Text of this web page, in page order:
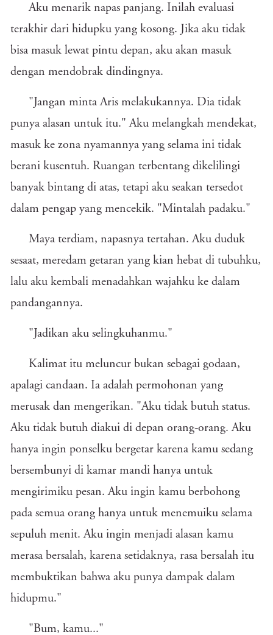
Aku menarik napas panjang. Inilah evaluasi
terakhir dari hidupku yang kosong. Jika aku tidak
bisa masuk lewat pintu depan, aku akan masuk
dengan mendobrak dindingnya.
"Jangan minta Aris melakukannya. Dia tidak
punya alasan untuk itu." Aku melangkah mendekat,
masuk ke zona nyamannya yang selama ini tidak
berani kusentuh. Ruangan terbentang dikelilingi
banyak bintang di atas, tetapi aku seakan tersedot
dalam pengap yang mencekik. "Mintalah padaku."
Maya terdiam, napasnya tertahan. Aku duduk
sesaat, meredam getaran yang kian hebat di tubuhku,
lalu aku kembali menadahkan wajahku ke dalam
pandangannya.
"Jadikan aku selingkuhanmu."
Kalimat itu meluncur bukan sebagai godaan,
apalagi candaan. Ia adalah permohonan yang
merusak dan mengerikan. "Aku tidak butuh status.
Aku tidak butuh diakui di depan orang-orang. Aku
hanya ingin ponselku bergetar karena kamu sedang
bersembunyi di kamar mandi hanya untuk
mengirimiku pesan. Aku ingin kamu berbohong
pada semua orang hanya untuk menemuiku selama
sepuluh menit. Aku ingin menjadi alasan kamu
merasa bersalah, karena setidaknya, rasa bersalah itu
membuktikan bahwa aku punya dampak dalam
hidupmu."
"Bum, kamu..."